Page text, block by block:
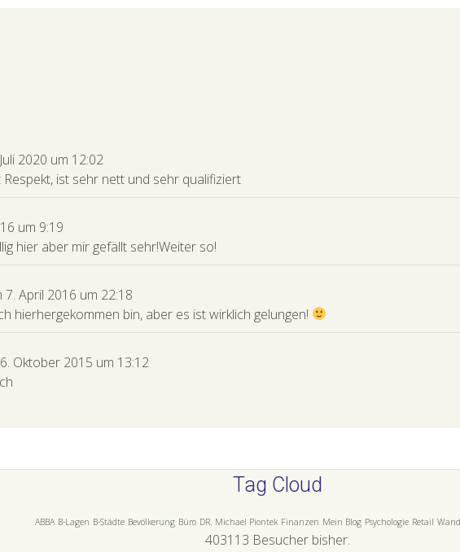
2020 um 12:02
ist sehr nett und sehr qualifiziert
um 9:19
hier aber mir gefällt sehr!Weiter so!
7. April 2016 um 22:18
hierhergekommen bin, aber es ist wirklich gelungen!
Oktober 2015 um 13:12
Tag Cloud
ABBA B-Lagen B-Städte Bevölkerung Büro DR. Michael Piontek Finanzen Mein Blog Psychologie Retail
403113 Besucher bisher.